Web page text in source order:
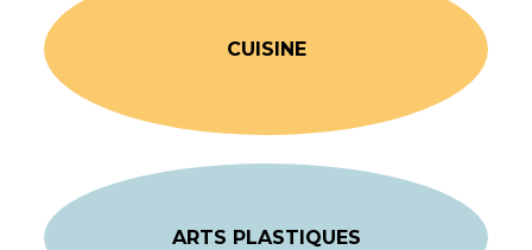
CUISINE
ARTS PLASTIQUES